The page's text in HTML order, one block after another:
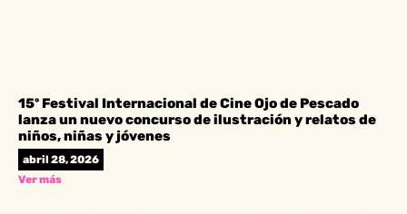
15º Festival Internacional de Cine Ojo de Pescado
lanza un nuevo concurso de ilustración y relatos de
niños, niñas y jóvenes
abril 28, 2026
Ver más